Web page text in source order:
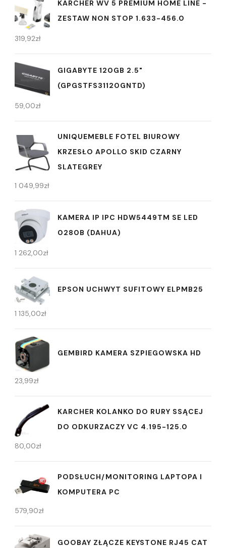
KARCHER WV 5 PREMIUM HOME LINE -
ZESTAW NON STOP 1.633-456.0
319,92zł
GIGABYTE 120GB 2.5"
(GPGSTFS31120GNTD)
59,00zł
UNIQUEMEBLE FOTEL BIUROWY
KRZESŁO APOLLO SKID CZARNY
SLATEGREY
1 049,99zł
KAMERA IP IPC HDW5449TM SE LED
0280B (DAHUA)
1 262,00zł
EPSON UCHWYT SUFITOWY ELPMB25
1 135,00zł
GEMBIRD KAMERA SZPIEGOWSKA HD
23,99zł
KARCHER KOLANKO DO RURY SSĄCEJ
DO ODKURZACZY VC 4.195-125.0
80,00zł
PODSŁUCH/MONITORING LAPTOPA I
KOMPUTERA PC
579,90zł
GOOBAY ZŁĄCZE KEYSTONE RJ45 CAT